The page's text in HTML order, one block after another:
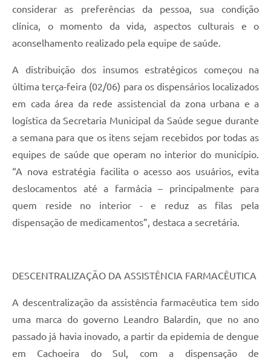
considerar as preferências da pessoa, sua condição
clínica, o momento da vida, aspectos culturais e o
aconselhamento realizado pela equipe de saúde.
A distribuição dos insumos estratégicos começou na
última terça-feira (02/06) para os dispensários localizados
em cada área da rede assistencial da zona urbana e a
logística da Secretaria Municipal da Saúde segue durante
a semana para que os itens sejam recebidos por todas as
equipes de saúde que operam no interior do município.
“A nova estratégia facilita o acesso aos usuários, evita
deslocamentos até a farmácia – principalmente para
quem reside no interior - e reduz as filas pela
dispensação de medicamentos”, destaca a secretária.
DESCENTRALIZAÇÃO DA ASSISTÊNCIA FARMACÊUTICA
A descentralização da assistência farmacêutica tem sido
uma marca do governo Leandro Balardin, que no ano
passado já havia inovado, a partir da epidemia de dengue
em Cachoeira do Sul, com a dispensação de